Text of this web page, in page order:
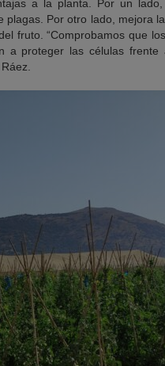
a la planta. Por un
Por otro lado, mejora
fruto. “Comprobamos que
a proteger las células